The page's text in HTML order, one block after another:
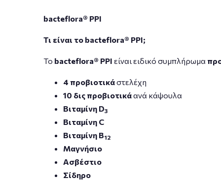
bacteflora® PPI
Τι είναι το bacteflora® PPI;
Το bacteflora® PPI είναι ειδικό συμπλήρωμα
4 προβιοτικάστελέχη
10 δις προβιοτικάανά κάψουλα
Βιταμίνη D3
Βιταμίνη C
ΒιταμίνηB12
Μαγνήσιο
Ασβέστιο
Σίδηρο